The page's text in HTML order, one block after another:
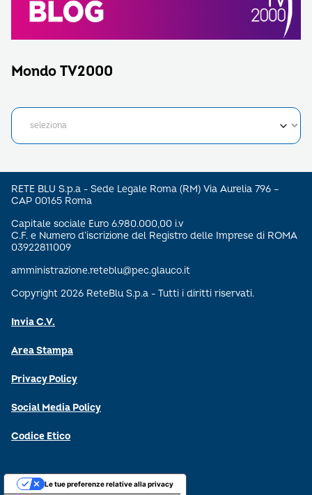
Mondo TV2000
RETE BLU S.p.a - Sede Legale Roma (RM) Via Aurelia 796 –
CAP 00165 Roma
Capitale sociale Euro 6.980.000,00 i.v
C.F. e Numero d’iscrizione del Registro delle Imprese di ROMA
03922811009
amministrazione.reteblu@pec.glauco.it
Copyright 2026 ReteBlu S.p.a - Tutti i diritti riservati.
Invia C.V.
Area Stampa
Privacy Policy
Social Media Policy
Codice Etico
Le tue preferenze relative alla privacy